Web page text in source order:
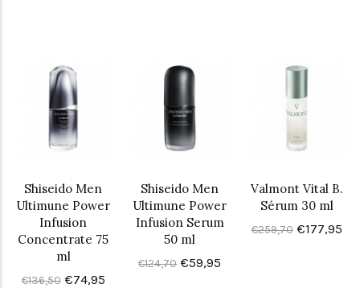
Shiseido Men
Ultimune Power
Infusion
Concentrate 75
ml
€136,50 €74,95
Shiseido Men
Ultimune Power
Infusion Serum
50 ml
€124,70 €59,95
Valmont Vital B.
Sérum 30 ml
€259,70 €177,95